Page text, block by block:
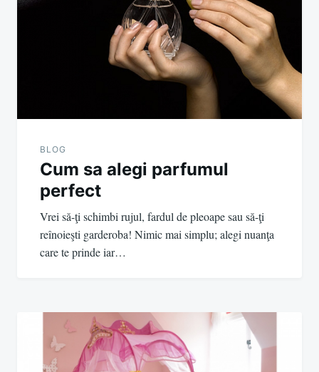
BLOG
Cum sa alegi parfumul
perfect
Vrei să-ţi schimbi rujul, fardul de pleoape sau să-ţi
reînoieşti garderoba! Nimic mai simplu; alegi nuanţa
care te prinde iar…